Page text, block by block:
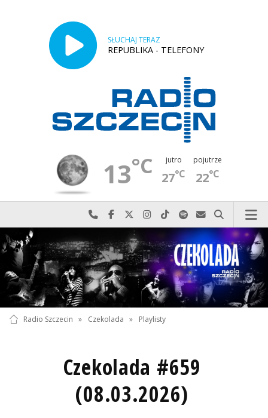
SŁUCHAJ TERAZ
REPUBLIKA - TELEFONY
13°C jutro
27°C
pojutrze
22°C
Najlepiej po prostu do nas zadzwoń
Odwiedź nas na Facebook-u
Odwiedź nas na X
Odwiedź nas na Instagram-ie
Odwiedź nas na TikTok-u
Szukaj nas na Spotify
Wyślij do nas
Szukaj
Radio Szczecin » Czekolada » Playlisty
Czekolada #659
(08.03.2026)